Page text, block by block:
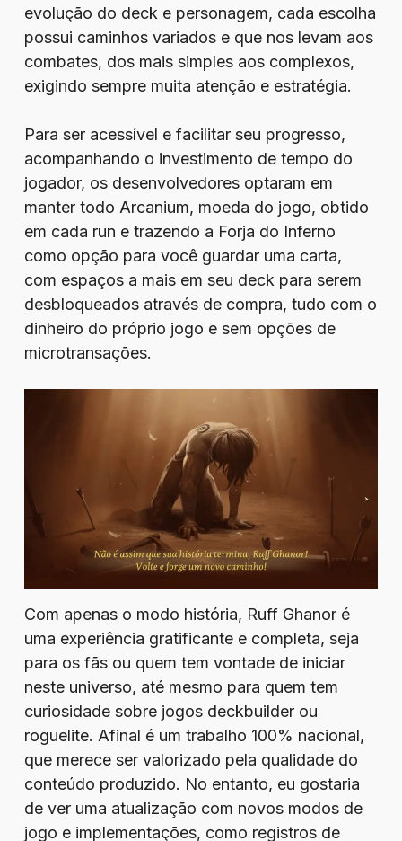
evolução do deck e personagem, cada escolha
possui caminhos variados e que nos levam aos
combates, dos mais simples aos complexos,
exigindo sempre muita atenção e estratégia.
Para ser acessível e facilitar seu progresso,
acompanhando o investimento de tempo do
jogador, os desenvolvedores optaram em
manter todo Arcanium, moeda do jogo, obtido
em cada run e trazendo a Forja do Inferno
como opção para você guardar uma carta,
com espaços a mais em seu deck para serem
desbloqueados através de compra, tudo com o
dinheiro do próprio jogo e sem opções de
microtransações.
Com apenas o modo história, Ruff Ghanor é
uma experiência gratificante e completa, seja
para os fãs ou quem tem vontade de iniciar
neste universo, até mesmo para quem tem
curiosidade sobre jogos deckbuilder ou
roguelite. Afinal é um trabalho 100% nacional,
que merece ser valorizado pela qualidade do
conteúdo produzido. No entanto, eu gostaria
de ver uma atualização com novos modos de
jogo e implementações, como registros de